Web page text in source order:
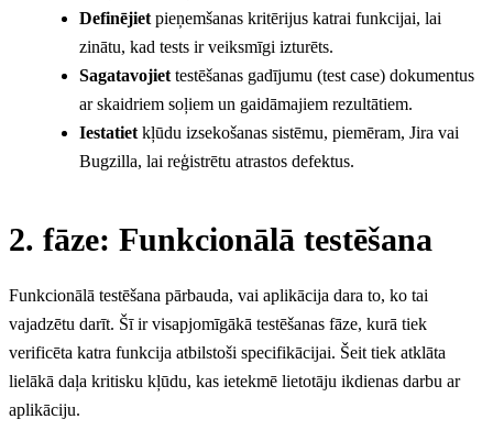
Definējiet pieņemšanas kritērijus katrai funkcijai, lai
zinātu, kad tests ir veiksmīgi izturēts.
Sagatavojiet testēšanas gadījumu (test case) dokumentus
ar skaidriem soļiem un gaidāmajiem rezultātiem.
Iestatiet kļūdu izsekošanas sistēmu, piemēram, Jira vai
Bugzilla, lai reģistrētu atrastos defektus.
2. fāze: Funkcionālā testēšana
Funkcionālā testēšana pārbauda, vai aplikācija dara to, ko tai
vajadzētu darīt. Šī ir visapjomīgākā testēšanas fāze, kurā tiek
verificēta katra funkcija atbilstoši specifikācijai. Šeit tiek atklāta
lielākā daļa kritisku kļūdu, kas ietekmē lietotāju ikdienas darbu ar
aplikāciju.